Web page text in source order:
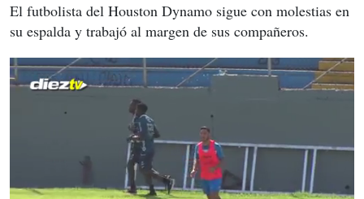
El futbolista del Houston Dynamo sigue con molestias en
su espalda y trabajó al margen de sus compañeros.